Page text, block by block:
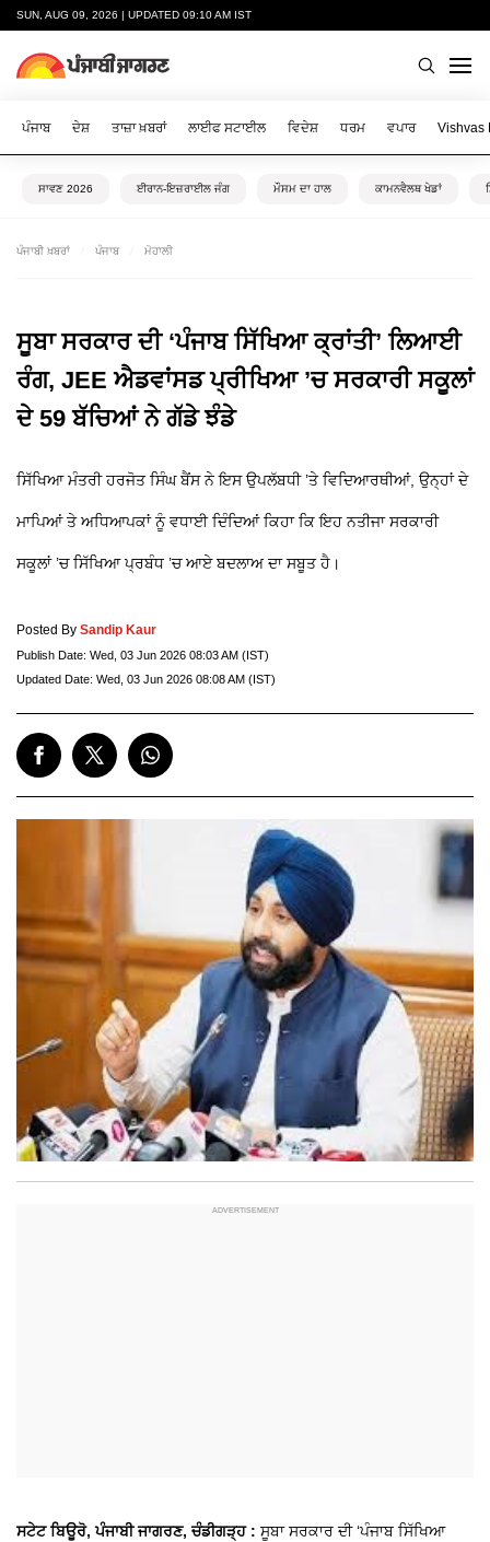
SUN, AUG 09, 2026 | UPDATED 09:10 AM IST
ਪੰਜਾਬ ਦੇਸ਼ ਤਾਜ਼ਾ ਖ਼ਬਰਾਂ ਲਾਈਫ ਸਟਾਈਲ ਵਿਦੇਸ਼ ਧਰਮ ਵਪਾਰ Vishvas
ਸਾਵਣ 2026 ਈਰਾਨ-ਇਜ਼ਰਾਈਲ ਜੰਗ ਮੌਸਮ ਦਾ ਹਾਲ ਕਾਮਨਵੈਲਥ ਖੇਡਾਂ
ਪੰਜਾਬੀ ਖ਼ਬਰਾਂ ਪੰਜਾਬ ਮੋਹਾਲੀ
ਸੂਬਾ ਸਰਕਾਰ ਦੀ ‘ਪੰਜਾਬ ਸਿੱਖਿਆ ਕ੍ਰਾਂਤੀ’ ਲਿਆਈ
ਰੰਗ, JEE ਐਡਵਾਂਸਡ ਪ੍ਰੀਖਿਆ ’ਚ ਸਰਕਾਰੀ ਸਕੂਲਾਂ
ਦੇ 59 ਬੱਚਿਆਂ ਨੇ ਗੱਡੇ ਝੰਡੇ
ਸਿੱਖਿਆ ਮੰਤਰੀ ਹਰਜੋਤ ਸਿੰਘ ਬੈਂਸ ਨੇ ਇਸ ਉਪਲੱਬਧੀ ’ਤੇ ਵਿਦਿਆਰਥੀਆਂ, ਉਨ੍ਹਾਂ ਦੇ
ਮਾਪਿਆਂ ਤੇ ਅਧਿਆਪਕਾਂ ਨੂੰ ਵਧਾਈ ਦਿੰਦਿਆਂ ਕਿਹਾ ਕਿ ਇਹ ਨਤੀਜਾ ਸਰਕਾਰੀ
ਸਕੂਲਾਂ ’ਚ ਸਿੱਖਿਆ ਪ੍ਰਬੰਧ ’ਚ ਆਏ ਬਦਲਾਅ ਦਾ ਸਬੂਤ ਹੈ।
Posted By Sandip Kaur
Publish Date: Wed, 03 Jun 2026 08:03 AM (IST)
Updated Date: Wed, 03 Jun 2026 08:08 AM (IST)
ਸਟੇਟ ਬਿਊਰੋ, ਪੰਜਾਬੀ ਜਾਗਰਣ, ਚੰਡੀਗੜ੍ਹ : ਸੂਬਾ ਸਰਕਾਰ ਦੀ ‘ਪੰਜਾਬ ਸਿੱਖਿਆ